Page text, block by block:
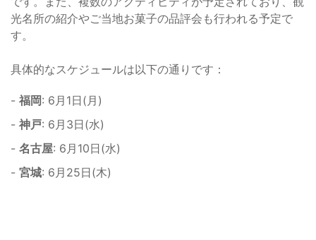
光名所の紹介やご当地お菓子の品評会も行われる予定で
す。
具体的なスケジュールは以下の通りです：
- 福岡: 6月1日(月)
- 神戸: 6月3日(水)
- 名古屋: 6月10日(水)
- 宮城: 6月25日(木)